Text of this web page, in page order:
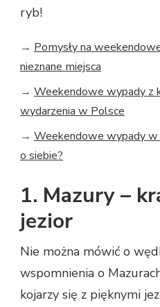
ryb!
→ Pomysły na
nieznane miejsca
→ Weekendowe wypady z
wydarzenia w Polsce
→ Weekendowe wypady
o siebie?
1. Mazury –
jezior
Nie można mówić o
wspomnienia o
kojarzy się z pięknymi